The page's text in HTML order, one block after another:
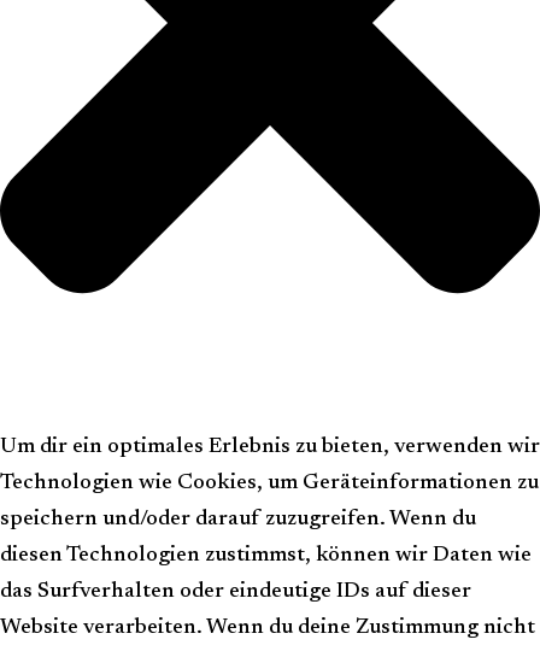
Um dir ein optimales Erlebnis zu bieten, verwenden wir
Technologien wie Cookies, um Geräteinformationen zu
speichern und/oder darauf zuzugreifen. Wenn du
diesen Technologien zustimmst, können wir Daten wie
das Surfverhalten oder eindeutige IDs auf dieser
Website verarbeiten. Wenn du deine Zustimmung nicht